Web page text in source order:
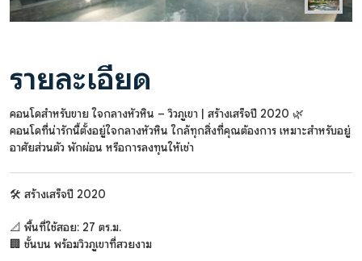
รายละเอียด
คอนโดสำหรับขาย ใจกลางหัวหิน – วิวภูเขา | สร้างเสร็จปี 2020 🌿
คอนโดที่น่ารักนี้ตั้งอยู่ใจกลางหัวหิน ใกล้ทุกสิ่งที่คุณต้องการ เหมาะสำหรับอยู่
อาศัยส่วนตัว พักผ่อน หรือการลงทุนให้เช่า
🛠️ สร้างเสร็จปี 2020
📐 พื้นที่ใช้สอย: 27 ตร.ม.
🏢 ชั้นบน พร้อมวิวภูเขาที่สวยงาม